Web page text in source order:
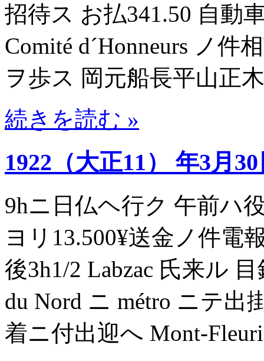
招待ス お払341.50 自動
Comité d´Honneurs ノ件
ヲ歩ス 岡元船長平山正
続きを読む »
1922（大正11） 年3月
9hニ日仏ヘ行ク 午前ハ
ヨリ13.500¥送金ノ件電
後3h1/2 Labzac 氏来ル
du Nord ニ métro ニテ出
着ニ付出迎へ Mont-